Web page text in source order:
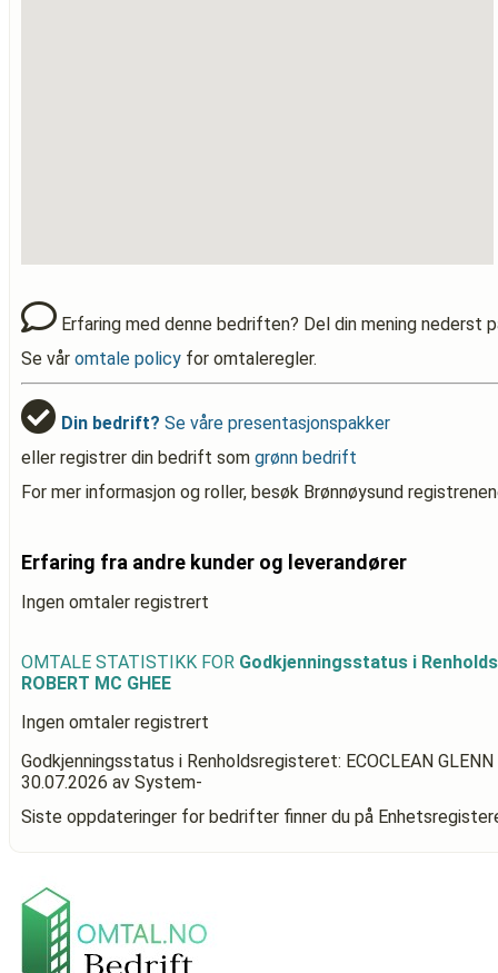
Erfaring med denne bedriften? Del din mening nederst
Se vår omtale policy for omtaleregler.
Din bedrift? Se våre presentasjonspakker
eller registrer din bedrift som grønn bedrift
For mer informasjon og roller, besøk Brønnøysund
Erfaring fra andre kunder og leverandører
Ingen omtaler registrert
OMTALE STATISTIKK FOR Godkjenningsstatus i
ROBERT MC GHEE
Ingen omtaler registrert
Godkjenningsstatus i Renholdsregisteret: ECOCLEAN GLENN
30.07.2026 av System-
Siste oppdateringer for bedrifter finner du på